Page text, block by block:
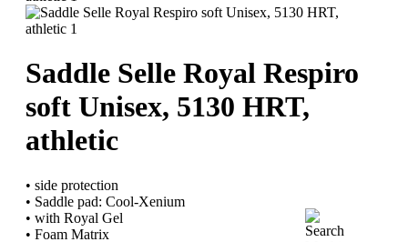
Saddle Selle Royal Respiro
soft Unisex, 5130 HRT,
athletic
• side protection
• Saddle pad: Cool-Xenium
• with Royal Gel
• Foam Matrix